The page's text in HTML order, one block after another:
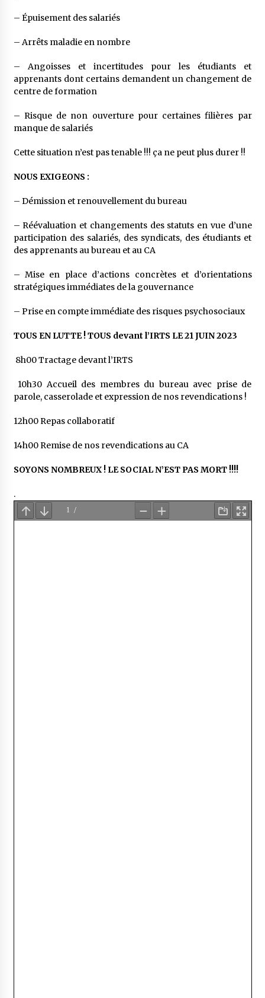
– Épuisement des salariés
– Arrêts maladie en nombre
– Angoisses et incertitudes pour les étudiants et
apprenants dont certains demandent un changement de
centre de formation
– Risque de non ouverture pour certaines filières par
manque de salariés
Cette situation n’est pas tenable !!! ça ne peut plus durer !!
NOUS EXIGEONS :
– Démission et renouvellement du bureau
– Réévaluation et changements des statuts en vue d’une
participation des salariés, des syndicats, des étudiants et
des apprenants au bureau et au CA
– Mise en place d’actions concrètes et d’orientations
stratégiques immédiates de la gouvernance
– Prise en compte immédiate des risques psychosociaux
TOUS EN LUTTE ! TOUS devant l’IRTS LE 21 JUIN 2023
8h00 Tractage devant l’IRTS
10h30 Accueil des membres du bureau avec prise de
parole, casserolade et expression de nos revendications !
12h00 Repas collaboratif
14h00 Remise de nos revendications au CA
SOYONS NOMBREUX ! LE SOCIAL N’EST PAS MORT !!!!
.